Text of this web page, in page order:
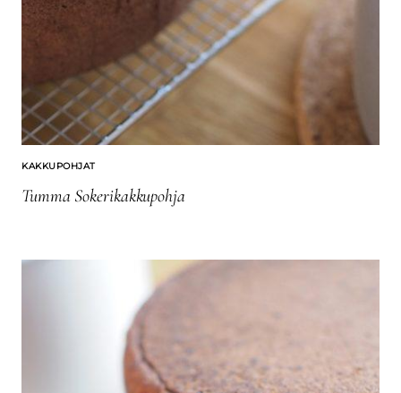
KAKKUPOHJAT
Tumma Sokerikakkupohja